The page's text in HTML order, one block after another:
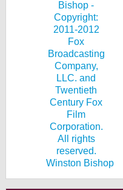
Winston Bishop